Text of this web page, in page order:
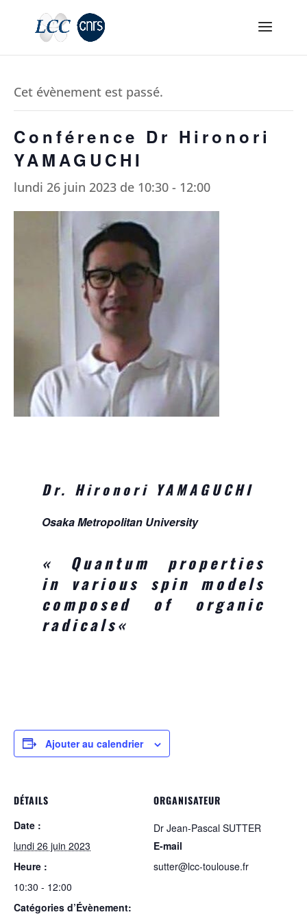
Cet évènement est passé.
Conférence Dr Hironori
YAMAGUCHI
lundi 26 juin 2023 de 10:30 - 12:00
Dr. Hironori YAMAGUCHI
Osaka Metropolitan University
« Quantum properties
in various spin models
composed of organic
radicals«
Ajouter au calendrier
DÉTAILS
Date :
lundi 26 juin 2023
Heure :
10:30 - 12:00
Catégories d’Évènement:
ORGANISATEUR
Dr Jean-Pascal SUTTER
E-mail
sutter@lcc-toulouse.fr